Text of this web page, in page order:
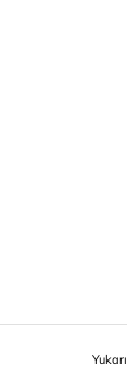
Yukarı